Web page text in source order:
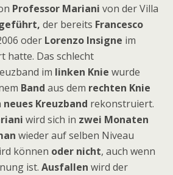
Professor Mariani von der Villa
der bereits Francesco
oder Lorenzo Insigne im
hatte. Das schlecht
im linken Knie wurde
Band aus dem rechten Knie
neues Kreuzband rekonstruiert.
wird sich in zwei Monaten
wieder auf selben Niveau
können oder nicht, auch wenn
ist. Ausfallen wird der